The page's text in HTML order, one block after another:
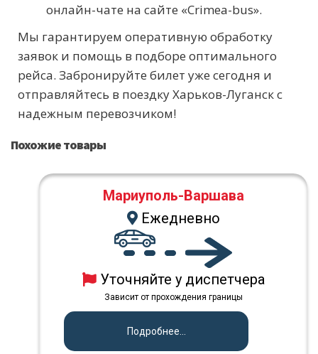
онлайн-чате на сайте «Crimea-bus».
Мы гарантируем оперативную обработку
заявок и помощь в подборе оптимального
рейса. Забронируйте билет уже сегодня и
отправляйтесь в поездку Харьков-Луганск с
надежным перевозчиком!
Похожие товары
Мариуполь-Варшава
Ежедневно
Уточняйте у диспетчера
Зависит от прохождения границы
Подробнее...